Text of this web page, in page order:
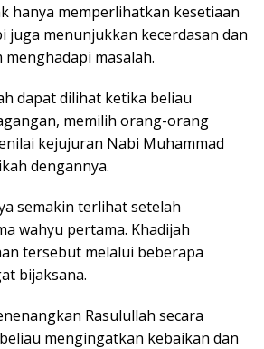
hanya memperlihatkan kesetiaan
juga menunjukkan kecerdasan dan
masalah.
dapat dilihat ketika beliau
memilih orang-orang
kejujuran Nabi Muhammad
dengannya.
semakin terlihat setelah
wahyu pertama. Khadijah
tersebut melalui beberapa
bijaksana.
Rasulullah secara
mengingatkan kebaikan dan